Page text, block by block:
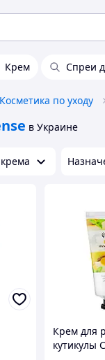
Крем Спреи
Косметика по уходу
в Украине
Крем для
кутикулы